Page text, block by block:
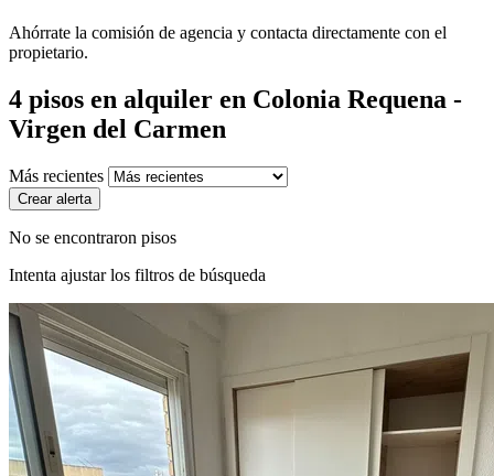
Ahórrate la comisión de agencia y contacta directamente con el
propietario.
4 pisos en alquiler en Colonia Requena -
Virgen del Carmen
Más recientes
Crear alerta
No se encontraron pisos
Intenta ajustar los filtros de búsqueda